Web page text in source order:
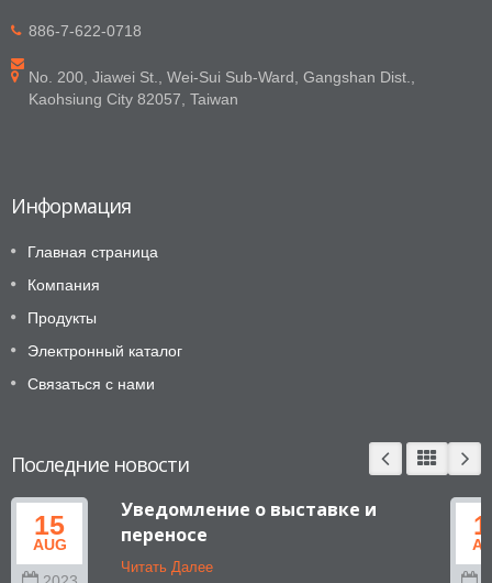
886-7-622-0718
No. 200, Jiawei St., Wei-Sui Sub-Ward, Gangshan Dist.,
Kaohsiung City 82057, Taiwan
Информация
Главная страница
Компания
Продукты
Электронный каталог
Связаться с нами
Последние новости
15
AUG
Уведомление о выставке и
переносе
Читать Далее